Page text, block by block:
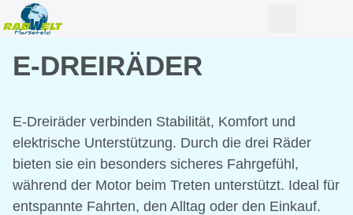
E-DREIRÄDER
E-Dreiräder verbinden Stabilität, Komfort und
elektrische Unterstützung. Durch die drei Räder
bieten sie ein besonders sicheres Fahrgefühl,
während der Motor beim Treten unterstützt. Ideal für
entspannte Fahrten, den Alltag oder den Einkauf.